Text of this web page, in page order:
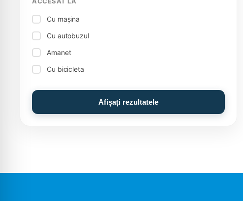
Cu mașina
Cu autobuzul
Amanet
Cu bicicleta
Afișați rezultatele